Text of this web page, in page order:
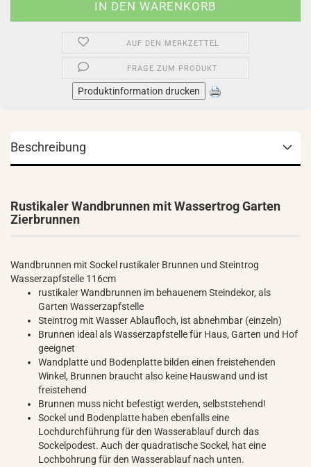
AUF DEN MERKZETTEL
FRAGE ZUM PRODUKT
Produktinformation drucken
Beschreibung
Rustikaler Wandbrunnen mit Wassertrog Garten
Zierbrunnen
Wandbrunnen mit Sockel rustikaler Brunnen und Steintrog
Wasserzapfstelle 116cm
rustikaler Wandbrunnen im behauenem Steindekor, als
Garten Wasserzapfstelle
Steintrog mit Wasser Ablaufloch, ist abnehmbar (einzeln)
Brunnen ideal als Wasserzapfstelle für Haus, Garten und Hof
geeignet
Wandplatte und Bodenplatte bilden einen freistehenden
Winkel, Brunnen braucht also keine Hauswand und ist
freistehend
Brunnen muss nicht befestigt werden, selbststehend!
Sockel und Bodenplatte haben ebenfalls eine
Lochdurchführung für den Wasserablauf durch das
Sockelpodest. Auch der quadratische Sockel, hat eine
Lochbohrung für den Wasserablauf nach unten.